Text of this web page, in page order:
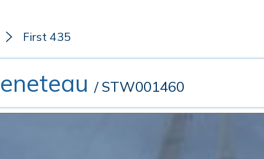
First 435
/ STW001460